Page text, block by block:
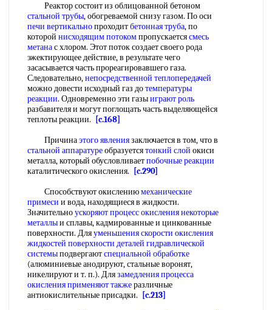
Реактор состоит из облицованной бетоном
стальной трубы, обогреваемой снизу газом. По оси
печи вертикальнопроходитбетонная труба, по
которой нисходящим потокомпропускаетсясмесь
метанас хлором. Этот поток создает своего рода
эжектирующее действие, в результате чего
засасывается часть прореагировавшего газа.
Следовательно,непосредственной теплопередачей
можно довести исходный газ дотемпературы
реакции. Одновременно эти газыиграют роль
разбавителя и могут поглощать часть выделяющейся
теплоты реакции.
[c.168]
Причинаэтого явлениязаключается в том, что в
стальной аппаратуреобразуетсятонкий слой окиси
металла, который обусловливаетпобочные реакции
каталитического окисления.
[c.290]
Способствуют окислениюмеханические
примеси и вода, находящиеся в жидкости.
Значительноускоряют процесс окислениянекоторые
металлыи сплавы, кадмированные и цинкованные
поверхности. Дляуменьшения скорости окисления
жидкостей поверхности деталей гидравлической
системыподвергаютспециальной обработке
(алюминиевые анодируют, стальные воронят,
никелируют и т. п.). Длязамедления процесса
окисления применяют такжеразличные
антиокислительные присадки.
[c.213]